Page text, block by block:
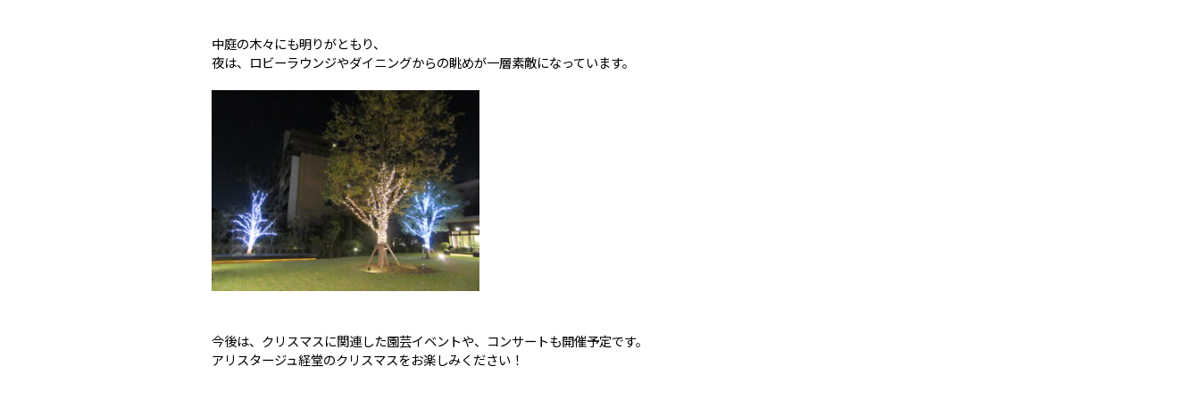
中庭の木々にも明りがともり、
夜は、ロビーラウンジやダイニングからの眺めが一層素敵になっています。
今後は、クリスマスに関連した園芸イベントや、コンサートも開催予定です。
アリスタージュ経堂のクリスマスをお楽しみください！